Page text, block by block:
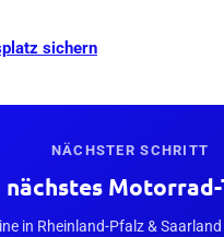
sichern
NÄCHSTER SCHRITT
nächstes
in Rheinland-Pfalz &